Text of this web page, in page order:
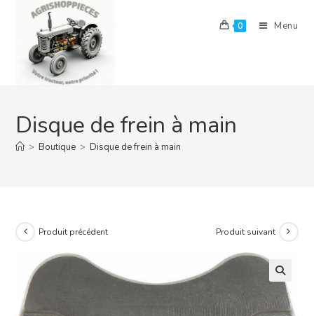
content
0 Menu
Disque de frein à main
> Boutique > Disque de frein à main
Produit précédent Produit suivant